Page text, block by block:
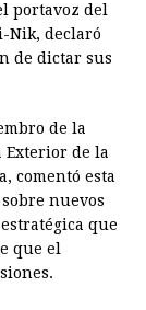
portavoz del
Nik, declaró
de dictar sus
de la
Exterior de la
comentó esta
nuevos
que
que el